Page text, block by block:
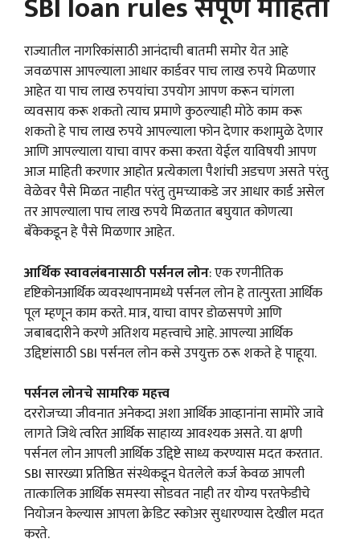
राज्यातील नागरिकांसाठी आनंदाची बातमी समोर येत आहे
जवळपास आपल्याला आधार कार्डवर पाच लाख रुपये मिळणार
आहेत या पाच लाख रुपयांचा उपयोग आपण करून चांगला
व्यवसाय करू शकतो त्याच प्रमाणे कुठल्याही मोठे काम करू
शकतो हे पाच लाख रुपये आपल्याला फोन देणार कशामुळे देणार
आणि आपल्याला याचा वापर कसा करता येईल याविषयी आपण
आज माहिती करणार आहोत प्रत्येकाला पैशांची अडचण असते परंतु
वेळेवर पैसे मिळत नाहीत परंतु तुमच्याकडे जर आधार कार्ड असेल
तर आपल्याला पाच लाख रुपये मिळतात बघुयात कोणत्या
बँकेकडून हे पैसे मिळणार आहेत.
आर्थिक स्वावलंबनासाठी पर्सनल लोन: एक रणनीतिक
दृष्टिकोनआर्थिक व्यवस्थापनामध्ये पर्सनल लोन हे तात्पुरता आर्थिक
पूल म्हणून काम करते. मात्र, याचा वापर डोळसपणे आणि
जबाबदारीने करणे अतिशय महत्त्वाचे आहे. आपल्या आर्थिक
उद्दिष्टांसाठी SBI पर्सनल लोन कसे उपयुक्त ठरू शकते हे पाहूया.
पर्सनल लोनचे सामरिक महत्त्व
दररोजच्या जीवनात अनेकदा अशा आर्थिक आव्हानांना सामोरे जावे
लागते जिथे त्वरित आर्थिक साहाय्य आवश्यक असते. या क्षणी
पर्सनल लोन आपली आर्थिक उद्दिष्टे साध्य करण्यास मदत करतात.
SBI सारख्या प्रतिष्ठित संस्थेकडून घेतलेले कर्ज केवळ आपली
तात्कालिक आर्थिक समस्या सोडवत नाही तर योग्य परतफेडीचे
नियोजन केल्यास आपला क्रेडिट स्कोअर सुधारण्यास देखील मदत
करते.